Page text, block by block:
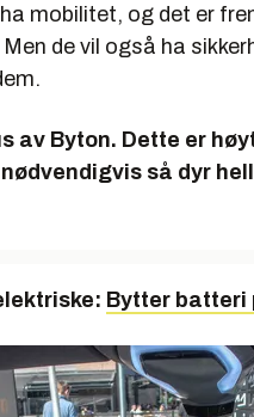
mobilitet, og det er
de vil også ha
av Byton. Dette er
så dyr
Bytter batteri